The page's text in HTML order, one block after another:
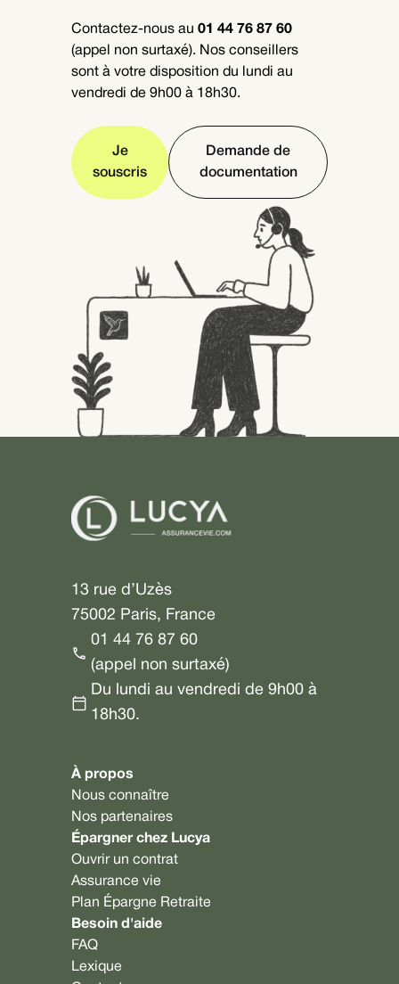
Contactez-nous au 01 44 76 87 60
(appel non surtaxé). Nos conseillers
sont à votre disposition du lundi au
vendredi de 9h00 à 18h30.
Je
souscris
Demande de
documentation
13 rue d’Uzès
75002 Paris, France
01 44 76 87 60
(appel non surtaxé)
Du lundi au vendredi de 9h00 à
18h30.
À propos
Nous connaître
Nos partenaires
Épargner chez Lucya
Ouvrir un contrat
Assurance vie
Plan Épargne Retraite
Besoin d'aide
FAQ
Lexique